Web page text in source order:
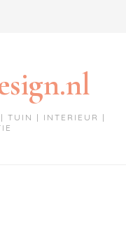
| TUIN | INTERIEUR |